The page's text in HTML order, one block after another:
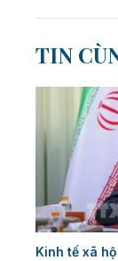
TIN
Kinh tế xã